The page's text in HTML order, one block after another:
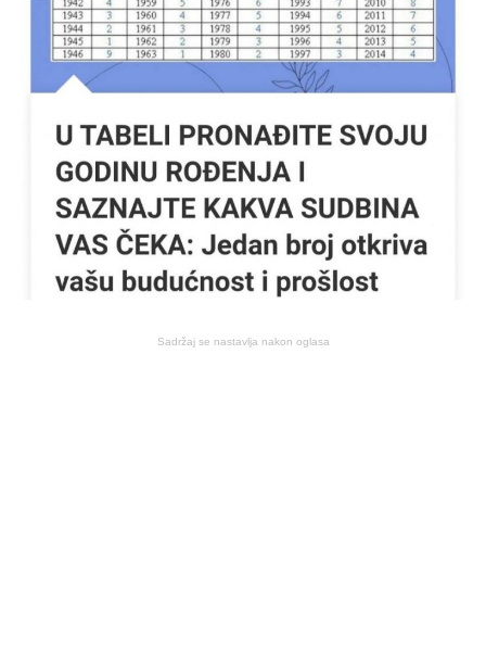
Sadržaj se nastavlja nakon oglasa